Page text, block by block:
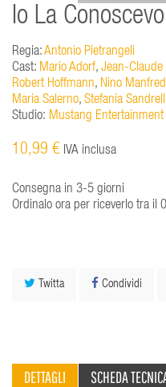
Io La
Regia:Antonio Pietrangeli
Cast: Mario Adorf, Jean-Claude
Robert Hoffmann, Nino
Maria Salerno, Stefania Sandrelli
Studio: Mustang Entertainment
10,99 € IVA inclusa
Consegna in 3-5 giorni
Ordinalo ora per riceverlo tra
Twitta Condividi
DETTAGLI SCHEDA